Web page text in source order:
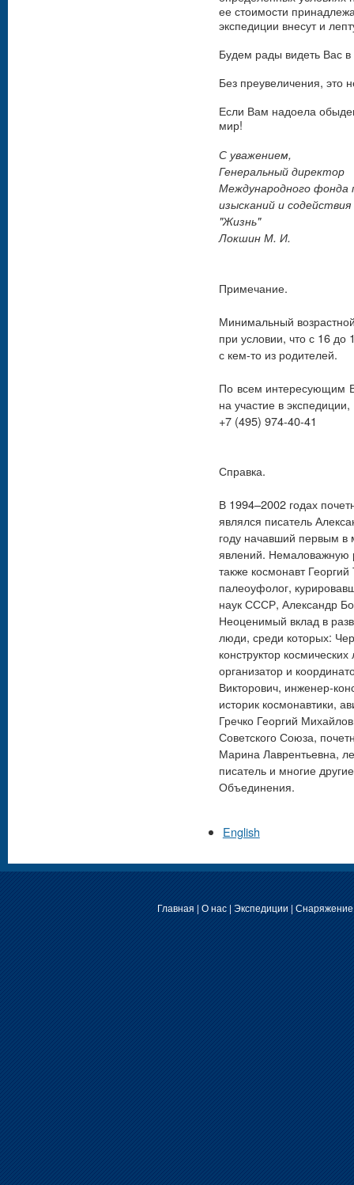
ее стоимости
экспедиции внесут и
Будем рады видеть Вас в
Без преувеличения, это
Если Вам надоела
мир!
С уважением,
Генеральный директор
Международного фонда
изысканий и
"Жизнь"
Локшин М. И.
Примечание.
Минимальный
при условии, что с 16
с кем-то из родителей.
По всем интересующим
на участие в
+7 (495) 974-40-41
Справка.
В 1994–2002 годах
являлся писатель
году начавший первым в
явлений. Немаловажную
также космонавт
палеоуфолог,
наук СССР, Александр
Неоценимый вклад в
люди, среди которых:
конструктор
организатор и
Викторович, инженер-
историк космонавтики,
Гречко Георгий
Советского Союза,
Марина Лаврентьевна,
писатель и многие
Объединения.
English
Главная | О нас| Экспедиции | Снаряжение